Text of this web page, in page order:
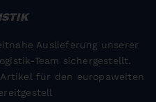
Auslieferung unserer
Team sichergestellt.
für den europaweiten